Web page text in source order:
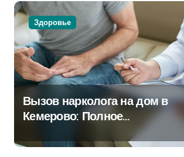
Здоровье
Вызов нарколога на дом в
Кемерово: Полное